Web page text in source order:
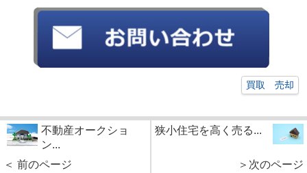
買取 売却
不動産オークショ
ン...
＜ 前のページ
狭小住宅を高く売る...
＞次のページ